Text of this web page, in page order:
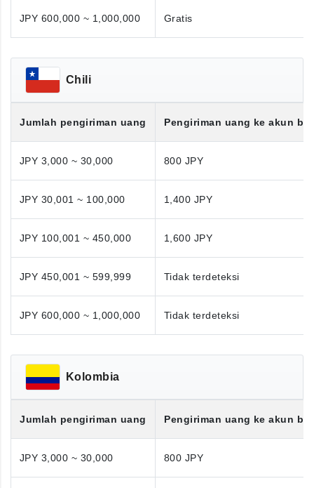
JPY 600,000 ~ 1,000,000 Gratis
Chili
Jumlah pengiriman uang Pengiriman uang ke akun
JPY 3,000 ~ 30,000 800 JPY
JPY 30,001 ~ 100,000 1,400 JPY
JPY 100,001 ~ 450,000 1,600 JPY
JPY 450,001 ~ 599,999 Tidak terdeteksi
JPY 600,000 ~ 1,000,000 Tidak terdeteksi
Kolombia
Jumlah pengiriman uang Pengiriman uang ke akun
JPY 3,000 ~ 30,000 800 JPY